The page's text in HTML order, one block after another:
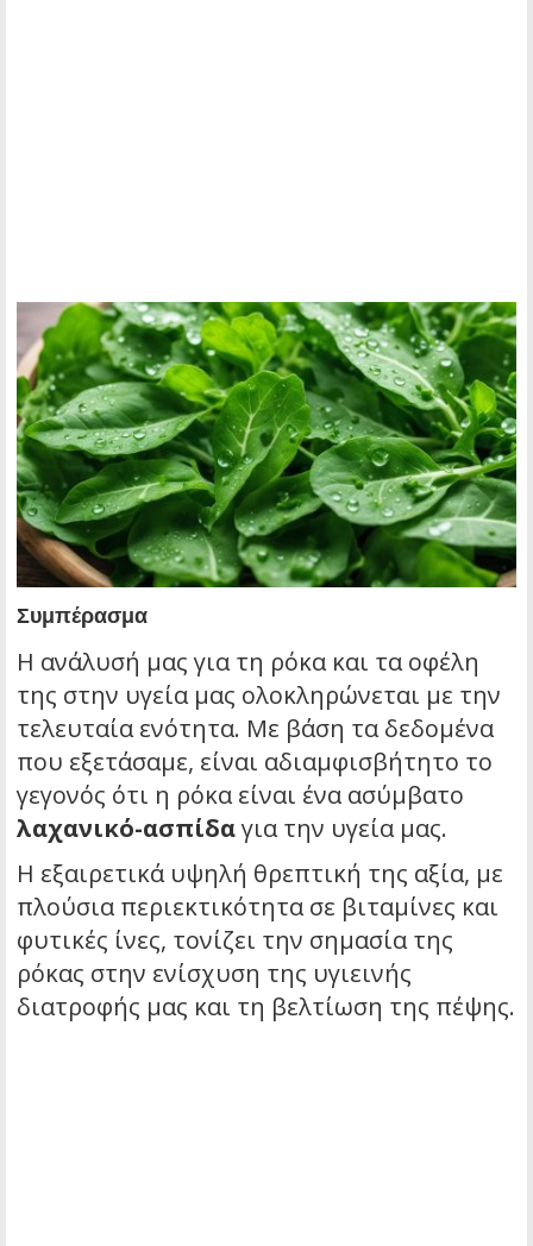
Συμπέρασμα
Η ανάλυσή μας για τη ρόκα και τα οφέλη
της στην υγεία μας ολοκληρώνεται με την
τελευταία ενότητα. Με βάση τα δεδομένα
που εξετάσαμε, είναι αδιαμφισβήτητο το
γεγονός ότι η ρόκα είναι ένα ασύμβατο
λαχανικό-ασπίδαγια την υγεία μας.
Η εξαιρετικά υψηλή θρεπτική της αξία, με
πλούσια περιεκτικότητα σε βιταμίνες και
φυτικές ίνες, τονίζει την σημασία της
ρόκας στην ενίσχυση της υγιεινής
διατροφής μας και τη βελτίωση της πέψης.